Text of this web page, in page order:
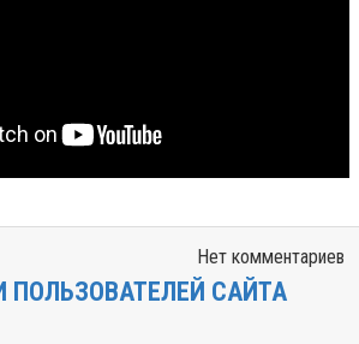
Нет комментариев
ПОЛЬЗОВАТЕЛЕЙ САЙТА